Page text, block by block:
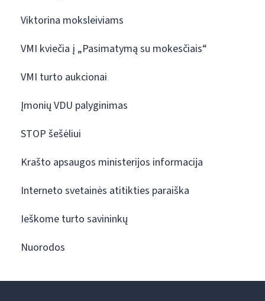
Viktorina moksleiviams
VMI kviečia į „Pasimatymą su mokesčiais“
VMI turto aukcionai
Įmonių VDU palyginimas
STOP šešėliui
Krašto apsaugos ministerijos informacija
Interneto svetainės atitikties paraiška
Ieškome turto savininkų
Nuorodos